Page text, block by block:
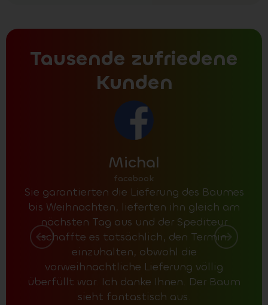
Tausende zufriedene
Kunden
Michal
facebook
Sie garantierten die Lieferung des Baumes
bis Weihnachten, lieferten ihn gleich am
nächsten Tag aus und der Spediteur
schaffte es tatsächlich, den Termin
einzuhalten, obwohl die
vorweihnachtliche Lieferung völlig
überfüllt war. Ich danke Ihnen. Der Baum
sieht fantastisch aus.